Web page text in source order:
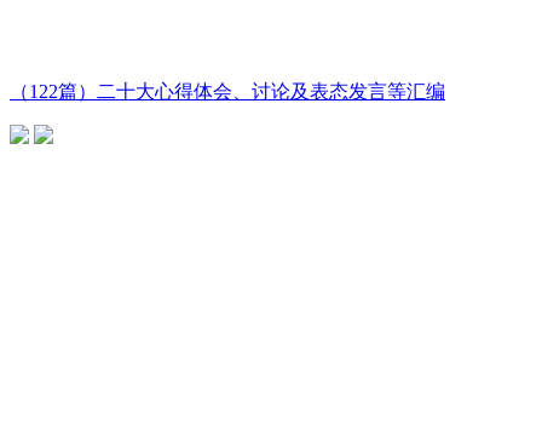
（122篇）二十大心得体会、讨论及表态发言等汇编